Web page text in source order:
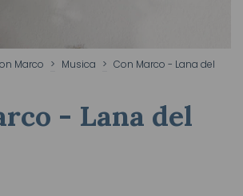
Marco > Musica > Con Marco - Lana del
- Lana del